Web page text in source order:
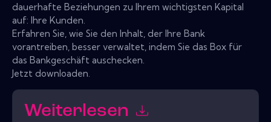
dauerhafte Beziehungen zu Ihrem wichtigsten Kapital
auf: Ihre Kunden.
Erfahren Sie, wie Sie den Inhalt, der Ihre Bank
vorantreiben, besser verwaltet, indem Sie das Box für
das Bankgeschäft auschecken.
Jetzt downloaden.
Weiterlesen